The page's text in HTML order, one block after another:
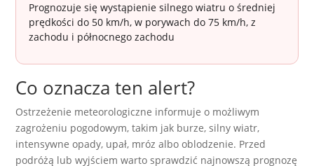
Prognozuje się wystąpienie silnego wiatru o średniej
prędkości do 50 km/h, w porywach do 75 km/h, z
zachodu i północnego zachodu
Co oznacza ten alert?
Ostrzeżenie meteorologiczne informuje o możliwym
zagrożeniu pogodowym, takim jak burze, silny wiatr,
intensywne opady, upał, mróz albo oblodzenie. Przed
podróżą lub wyjściem warto sprawdzić najnowszą prognozę